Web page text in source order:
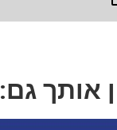
אותך גם: